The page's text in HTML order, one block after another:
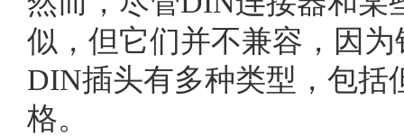
似，但它们并不兼容，因
DIN插头有多种类型，包括
格。